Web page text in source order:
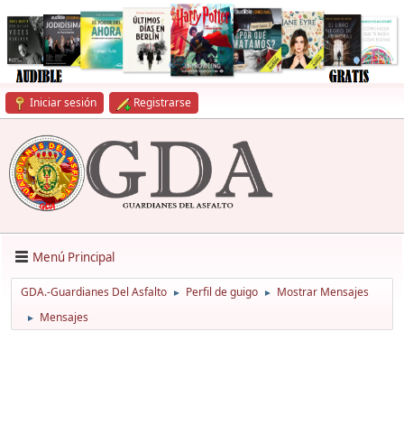
Iniciar sesión Registrarse
Menú Principal
GDA.-Guardianes Del Asfalto ► Perfil de guigo ► Mostrar Mensajes
► Mensajes